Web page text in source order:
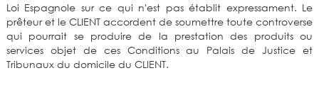
Loi Espagnole sur ce qui n'est pas établit expressament. Le
prêteur et le CLIENT accordent de soumettre toute controverse
qui pourrait se produire de la prestation des produits ou
services objet de ces Conditions au Palais de Justice et
Tribunaux du domicile du CLIENT.